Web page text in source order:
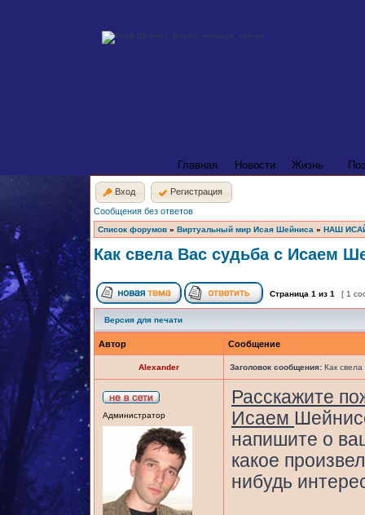
Главная Новости Жизнь
Вход
Регистрация
Сообщения без ответов
Список форумов » Виртуальный мир Исая Шейниса » НАШ
Как свела Вас судьба с Исаем
Страница 1 из 1 [ 1
Версия для печати
Автор Сообщение
Alexander Заголовок сообщения: Как
Администратор
Расскажите
Исаем
напишите о
какое
нибудь